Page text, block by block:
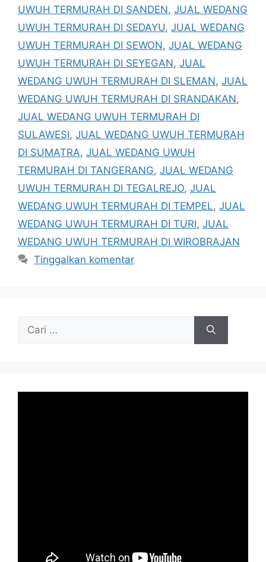
UWUH TERMURAH DI SANDEN, JUAL WEDANG
UWUH TERMURAH DI SEDAYU, JUAL WEDANG
UWUH TERMURAH DI SEWON, JUAL WEDANG
UWUH TERMURAH DI SEYEGAN, JUAL
WEDANG UWUH TERMURAH DI SLEMAN, JUAL
WEDANG UWUH TERMURAH DI SRANDAKAN,
JUAL WEDANG UWUH TERMURAH DI
SULAWESI, JUAL WEDANG UWUH TERMURAH
DI SUMATRA, JUAL WEDANG UWUH
TERMURAH DI TANGERANG, JUAL WEDANG
UWUH TERMURAH DI TEGALREJO, JUAL
WEDANG UWUH TERMURAH DI TEMPEL, JUAL
WEDANG UWUH TERMURAH DI TURI, JUAL
WEDANG UWUH TERMURAH DI WIROBRAJAN
Tinggalkan komentar
untuk: